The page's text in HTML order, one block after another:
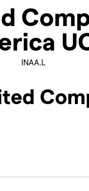
INAA.L